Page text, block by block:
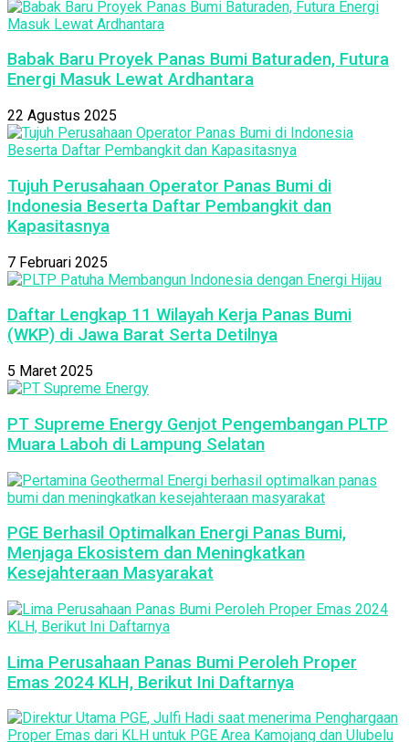
Babak Baru Proyek Panas Bumi Baturaden, Futura
Energi Masuk Lewat Ardhantara
22 Agustus 2025
Tujuh Perusahaan Operator Panas Bumi di
Indonesia Beserta Daftar Pembangkit dan
Kapasitasnya
7 Februari 2025
Daftar Lengkap 11 Wilayah Kerja Panas Bumi
(WKP) di Jawa Barat Serta Detilnya
5 Maret 2025
PT Supreme Energy Genjot Pengembangan PLTP
Muara Laboh di Lampung Selatan
PGE Berhasil Optimalkan Energi Panas Bumi,
Menjaga Ekosistem dan Meningkatkan
Kesejahteraan Masyarakat
Lima Perusahaan Panas Bumi Peroleh Proper
Emas 2024 KLH, Berikut Ini Daftarnya